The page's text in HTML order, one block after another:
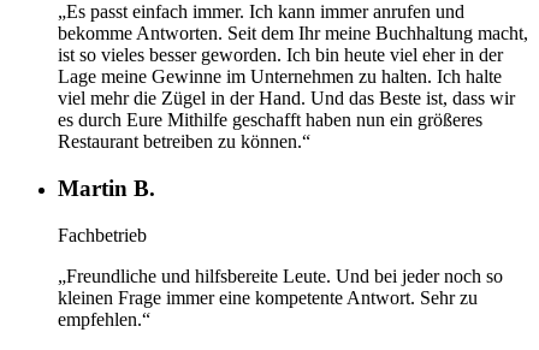
„Es passt einfach immer. Ich kann immer anrufen und
bekomme Antworten. Seit dem Ihr meine Buchhaltung macht,
ist so vieles besser geworden. Ich bin heute viel eher in der
Lage meine Gewinne im Unternehmen zu halten. Ich halte
viel mehr die Zügel in der Hand. Und das Beste ist, dass wir
es durch Eure Mithilfe geschafft haben nun ein größeres
Restaurant betreiben zu können.“
Martin B.
Fachbetrieb
„Freundliche und hilfsbereite Leute. Und bei jeder noch so
kleinen Frage immer eine kompetente Antwort. Sehr zu
empfehlen.“